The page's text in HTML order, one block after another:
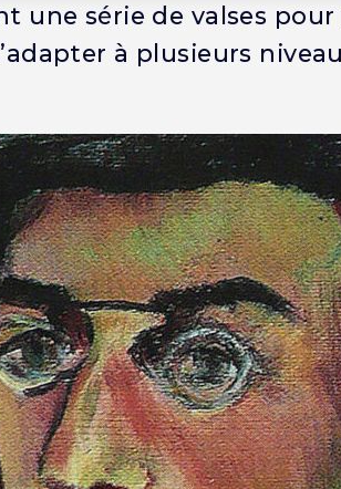
une série de valses
à plusieurs